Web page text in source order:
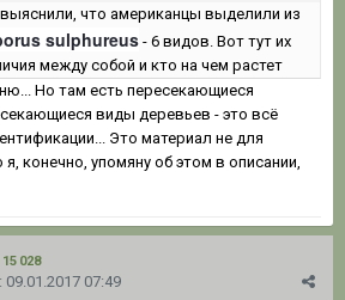
что американцы выделили из
sulphureus - 6 видов. Вот тут их
между собой и кто на чем растет
Но там есть пересекающиеся
виды деревьев - это всё
Это материал не для
конечно, упомяну об этом в описании,
15 028
09.01.2017 07:49